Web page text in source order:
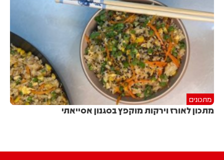
מתכונים
מתכון לאורז וירקות מוקפץ בסגנון אסייאתי